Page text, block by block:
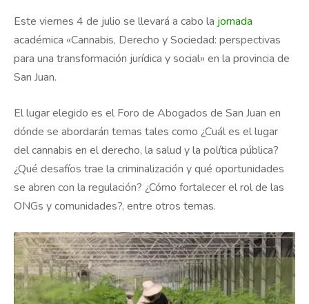
Este viernes 4 de julio se llevará a cabo la jornada
académica «Cannabis, Derecho y Sociedad: perspectivas
para una transformación jurídica y social» en la provincia de
San Juan.
El lugar elegido es el Foro de Abogados de San Juan en
dónde se abordarán temas tales como ¿Cuál es el lugar
del cannabis en el derecho, la salud y la política pública?
¿Qué desafíos trae la criminalización y qué oportunidades
se abren con la regulación? ¿Cómo fortalecer el rol de las
ONGs y comunidades?, entre otros temas.